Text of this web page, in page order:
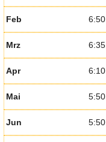
Feb 6:50
Mrz 6:35
Apr 6:10
Mai 5:50
Jun 5:50